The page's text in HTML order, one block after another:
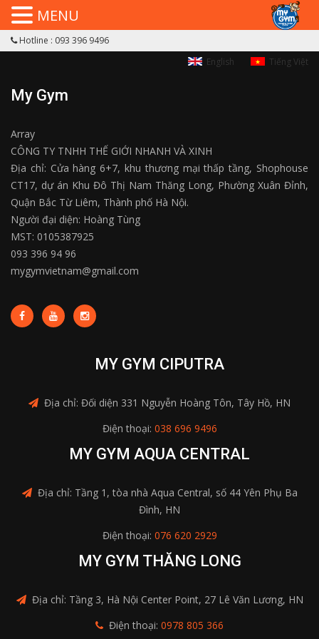
Hotline : 093 396 9496
English
Tiếng Việt
My Gym
Array
CÔNG TY TNHH THẾ GIỚI NHANH VÀ XINH
Địa chỉ: Cửa hàng 6+7, khu thương mại thấp tầng, Shophouse
CT17, dự án Khu Đô Thị Nam Thăng Long, Phường Xuân Đỉnh,
Quận Bắc Từ Liêm, Thành phố Hà Nội.
Người đại diện: Hoàng Tùng
MST: 0105387925
093 396 94 96
mygymvietnam@gmail.com
MY GYM CIPUTRA
Địa chỉ: Đối diện 331 Nguyễn Hoàng Tôn, Tây Hồ, HN
Điện thoại: 038 696 9496
MY GYM AQUA CENTRAL
Địa chỉ: Tầng 1, tòa nhà Aqua Central, số 44 Yên Phụ Ba
Đình, HN
Điện thoại: 076 620 2929
MY GYM THĂNG LONG
Địa chỉ: Tầng 3, Hà Nội Center Point, 27 Lê Văn Lương, HN
Điện thoại: 0978 805 366
MENU